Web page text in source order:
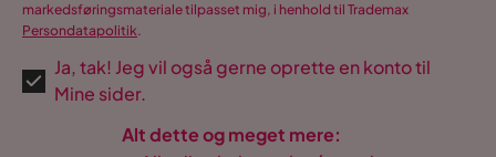
markedsføringsmateriale tilpasset mig, i henhold til Trademax
Persondatapolitik.
Ja, tak! Jeg vil også gerne oprette en konto til
Mine sider.
Alt dette og meget mere: